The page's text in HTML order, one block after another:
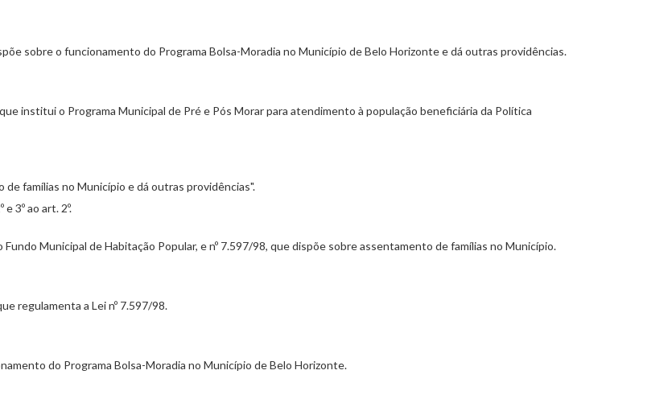
sobre o funcionamento do Programa Bolsa-Moradia no Município de Belo Horizonte e dá outras providências.
institui o Programa Municipal de Pré e Pós Morar para atendimento à população beneficiária da Política
famílias no Município e dá outras providências".
3º ao art. 2º.
Municipal de Habitação Popular, e nº 7.597/98, que dispõe sobre assentamento de famílias no Município.
regulamenta a Lei nº 7.597/98.
do Programa Bolsa-Moradia no Município de Belo Horizonte.